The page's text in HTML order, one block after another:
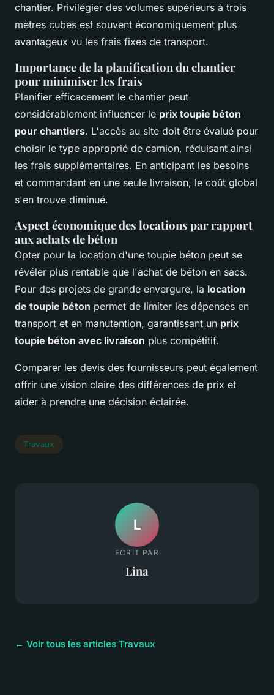
chantier. Privilégier des volumes supérieurs à trois
mètres cubes est souvent économiquement plus
avantageux vu les frais fixes de transport.
Importance de la planification du chantier
pour minimiser les frais
Planifier efficacement le chantier peut
considérablement influencer le prix toupie béton
pour chantiers. L'accès au site doit être évalué pour
choisir le type approprié de camion, réduisant ainsi
les frais supplémentaires. En anticipant les besoins
et commandant en une seule livraison, le coût global
s'en trouve diminué.
Aspect économique des locations par rapport
aux achats de béton
Opter pour la location d'une toupie béton peut se
révéler plus rentable que l'achat de béton en sacs.
Pour des projets de grande envergure, la location
de toupie béton permet de limiter les dépenses en
transport et en manutention, garantissant un prix
toupie béton avec livraison plus compétitif.
Comparer les devis des fournisseurs peut également
offrir une vision claire des différences de prix et
aider à prendre une décision éclairée.
Travaux
L
ECRIT PAR
Lina
← Voir tous les articles Travaux